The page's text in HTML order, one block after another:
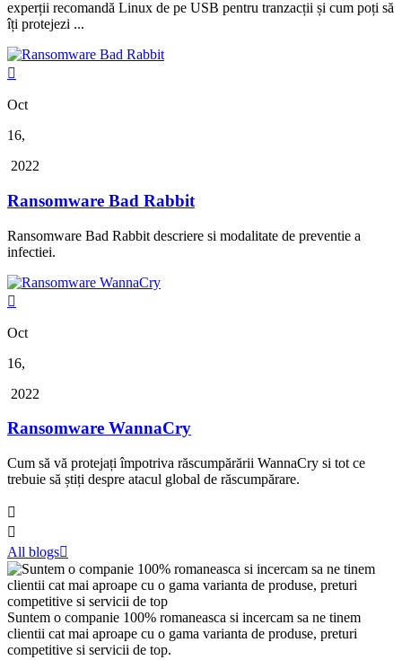
experții recomandă Linux de pe USB pentru tranzacții și cum poți să
îți protejezi ...

Oct
16,
2022
Ransomware Bad Rabbit
Ransomware Bad Rabbit descriere si modalitate de preventie a
infectiei.

Oct
16,
2022
Ransomware WannaCry
Cum să vă protejați împotriva răscumpărării WannaCry si tot ce
trebuie să știți despre atacul global de răscumpărare.


All blogs
Suntem o companie 100% romaneasca si incercam sa ne tinem
clientii cat mai aproape cu o gama varianta de produse, preturi
competitive si servicii de top.